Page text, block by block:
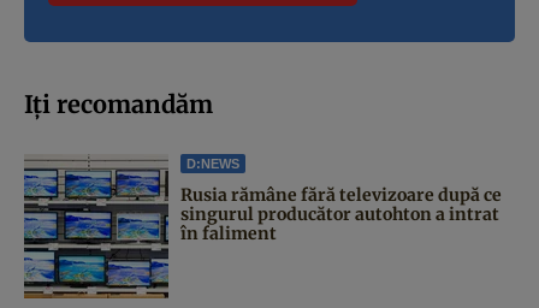
Iți recomandăm
D:NEWS
Rusia rămâne fără televizoare după ce
singurul producător autohton a intrat
în faliment